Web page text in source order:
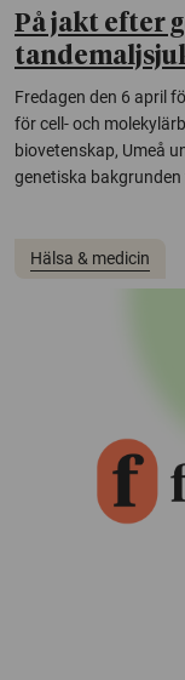
På jakt efter
Fredagen den 6 april
för cell- och
biovetenskap, Umeå
genetiska
Hälsa & medicin